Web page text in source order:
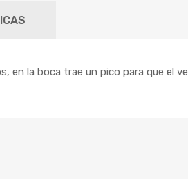
en la boca trae un pico para que el